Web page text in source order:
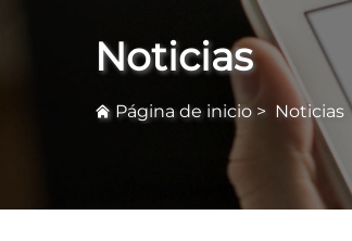
Noticias
Página de inicio > Noticias